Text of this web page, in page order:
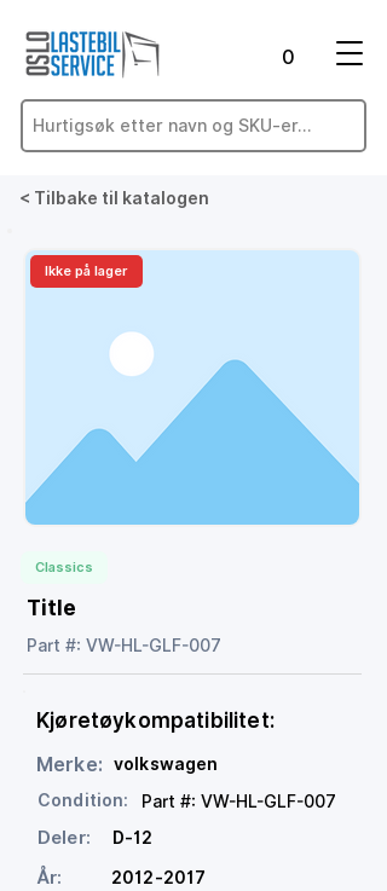
0
< Tilbake til katalogen
På lager
Ikke på lager
Classics
Title
Part #: VW-HL-GLF-007
Kjøretøykompatibilitet:
Merke:
volkswagen
Condition:
Part #: VW-HL-GLF-007
Deler: D-12
År: 2012-2017